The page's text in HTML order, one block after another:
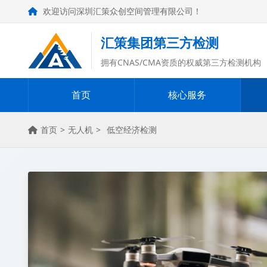
欢迎访问深圳汇策众创空间管理有限公司！
汇策集团第三方检测
拥有CNAS/CMA资质的权威第三方检测机构
首页 核心服务
首页 > 无人机 > 低空经济检测